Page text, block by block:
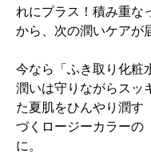
れにプラス！積み重な
から、次の潤いケアが
今なら「ふき取り化粧
潤いは守りながらスッ
た夏肌をひんやり潤す
づくロージーカラーの
に。